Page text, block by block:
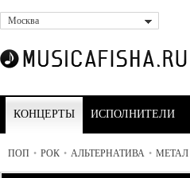
Москва
КОНЦЕРТЫ ИСПОЛНИТЕЛИ
ПОП • РОК • АЛЬТЕРНАТИВА • МЕТАЛ